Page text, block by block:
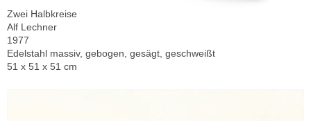
Zwei Halbkreise
Alf Lechner
1977
Edelstahl massiv, gebogen, gesägt, geschweißt
51 x 51 x 51 cm